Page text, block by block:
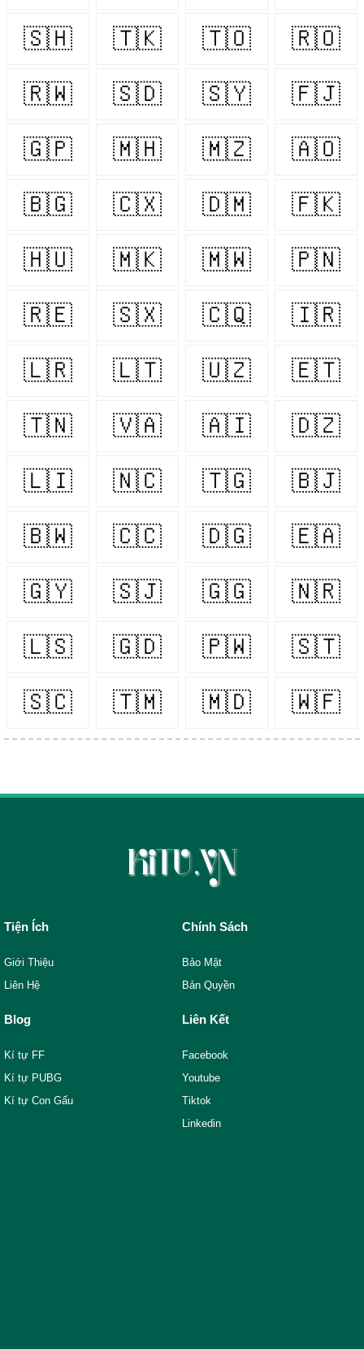
🇸🇭 🇹🇰 🇹🇴 🇷🇴
🇷🇼 🇸🇩 🇸🇾 🇫🇯
🇬🇵 🇲🇭 🇲🇿 🇦🇴
🇧🇬 🇨🇽 🇩🇲 🇫🇰
🇭🇺 🇲🇰 🇲🇼 🇵🇳
🇷🇪 🇸🇽 🇨🇶 🇮🇷
🇱🇷 🇱🇹 🇺🇿 🇪🇹
🇹🇳 🇻🇦 🇦🇮 🇩🇿
🇱🇮 🇳🇨 🇹🇬 🇧🇯
🇧🇼 🇨🇨 🇩🇬 🇪🇦
🇬🇾 🇸🇯 🇬🇬 🇳🇷
🇱🇸 🇬🇩 🇵🇼 🇸🇹
🇸🇨 🇹🇲 🇲🇩 🇼🇫
Tiện Ích
Giới Thiệu
Liên Hệ
Chính Sách
Bảo Mật
Bản Quyền
Blog
Kí tự FF
Kí tự PUBG
Kí tự Con Gấu
Liên Kết
Facebook
Youtube
Tiktok
Linkedin